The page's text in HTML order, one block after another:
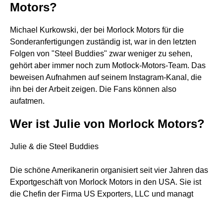
Motors?
Michael Kurkowski, der bei Morlock Motors für die
Sonderanfertigungen zuständig ist, war in den letzten
Folgen von "Steel Buddies" zwar weniger zu sehen,
gehört aber immer noch zum Motlock-Motors-Team. Das
beweisen Aufnahmen auf seinem Instagram-Kanal, die
ihn bei der Arbeit zeigen. Die Fans können also
aufatmen.
Wer ist Julie von Morlock Motors?
Julie & die Steel Buddies
Die schöne Amerikanerin organisiert seit vier Jahren das
Exportgeschäft von Morlock Motors in den USA. Sie ist
die Chefin der Firma US Exporters, LLC und managt